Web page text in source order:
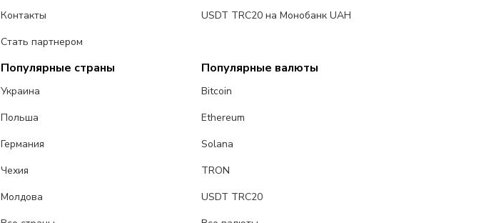
Контакты
Стать партнером
USDT TRC20 на Монобанк UAH
Популярные страны
Украина
Польша
Германия
Чехия
Молдова
Популярные валюты
Bitcoin
Ethereum
Solana
TRON
USDT TRC20